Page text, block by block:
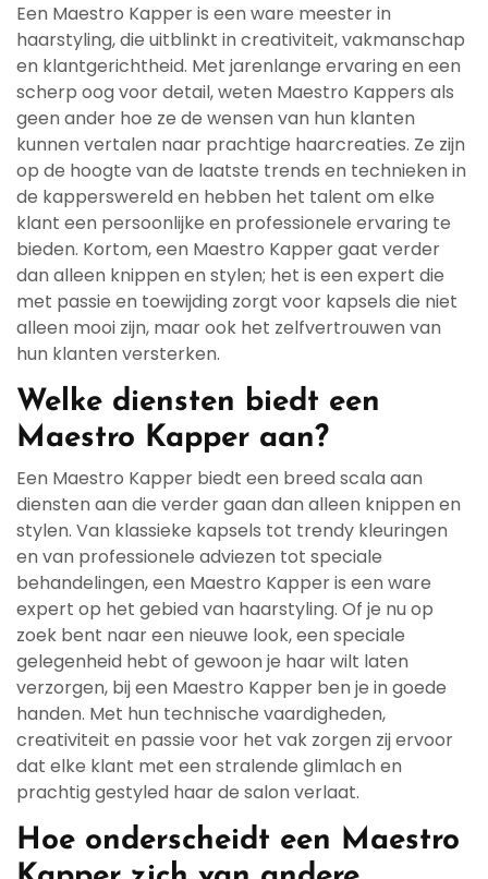
Een Maestro Kapper is een ware meester in
haarstyling, die uitblinkt in creativiteit, vakmanschap
en klantgerichtheid. Met jarenlange ervaring en een
scherp oog voor detail, weten Maestro Kappers als
geen ander hoe ze de wensen van hun klanten
kunnen vertalen naar prachtige haarcreaties. Ze zijn
op de hoogte van de laatste trends en technieken in
de kapperswereld en hebben het talent om elke
klant een persoonlijke en professionele ervaring te
bieden. Kortom, een Maestro Kapper gaat verder
dan alleen knippen en stylen; het is een expert die
met passie en toewijding zorgt voor kapsels die niet
alleen mooi zijn, maar ook het zelfvertrouwen van
hun klanten versterken.
Welke diensten biedt een
Maestro Kapper aan?
Een Maestro Kapper biedt een breed scala aan
diensten aan die verder gaan dan alleen knippen en
stylen. Van klassieke kapsels tot trendy kleuringen
en van professionele adviezen tot speciale
behandelingen, een Maestro Kapper is een ware
expert op het gebied van haarstyling. Of je nu op
zoek bent naar een nieuwe look, een speciale
gelegenheid hebt of gewoon je haar wilt laten
verzorgen, bij een Maestro Kapper ben je in goede
handen. Met hun technische vaardigheden,
creativiteit en passie voor het vak zorgen zij ervoor
dat elke klant met een stralende glimlach en
prachtig gestyled haar de salon verlaat.
Hoe onderscheidt een Maestro